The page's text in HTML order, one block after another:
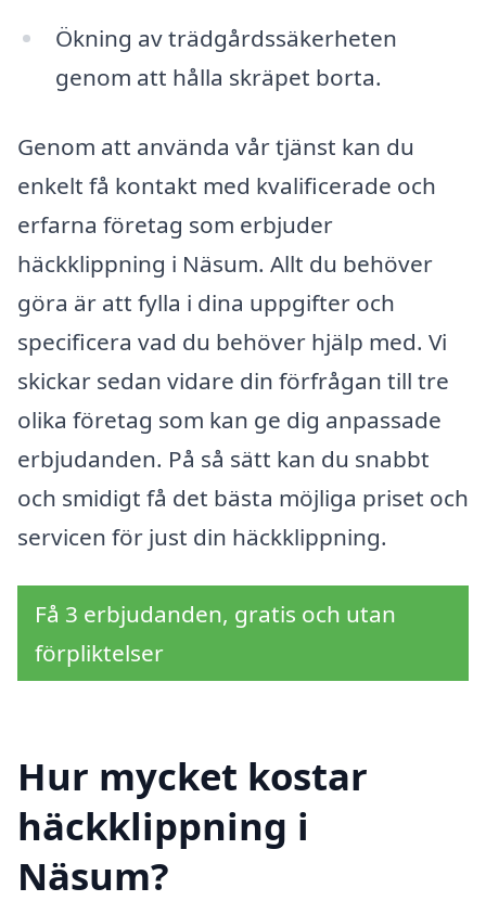
Ökning av trädgårdssäkerheten
genom att hålla skräpet borta.
Genom att använda vår tjänst kan du
enkelt få kontakt med kvalificerade och
erfarna företag som erbjuder
häckklippning i Näsum. Allt du behöver
göra är att fylla i dina uppgifter och
specificera vad du behöver hjälp med. Vi
skickar sedan vidare din förfrågan till tre
olika företag som kan ge dig anpassade
erbjudanden. På så sätt kan du snabbt
och smidigt få det bästa möjliga priset och
servicen för just din häckklippning.
Få 3 erbjudanden, gratis och utan
förpliktelser
Hur mycket kostar
häckklippning i
Näsum?